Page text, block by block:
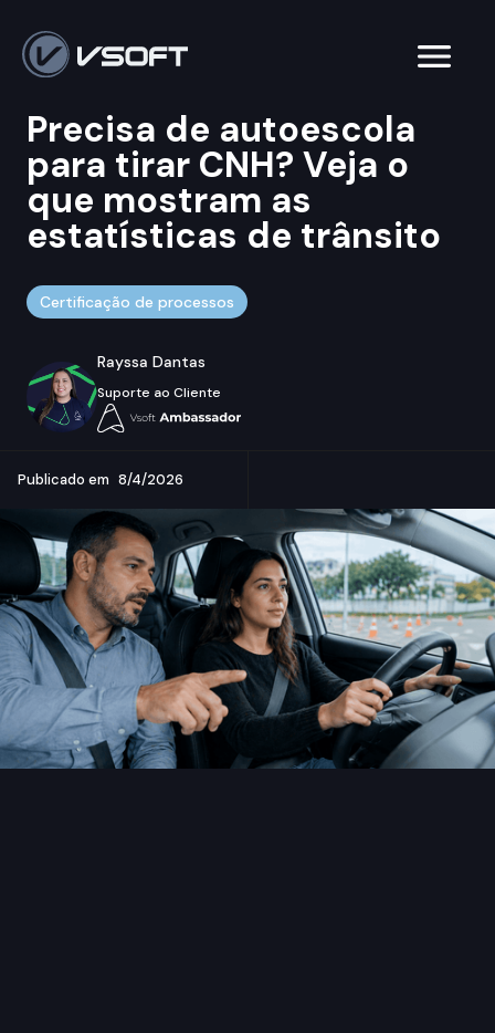
Precisa de autoescola
para tirar CNH? Veja o
que mostram as
estatísticas de trânsito
Certificação de processos
Rayssa Dantas
Suporte ao Cliente
Publicado em 8/4/2026